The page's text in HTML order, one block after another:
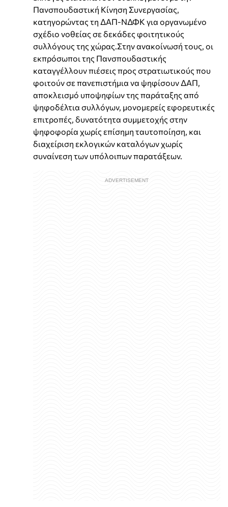
Πανσπουδαστική Κίνηση Συνεργασίας,
κατηγορώντας τη ΔΑΠ-ΝΔΦΚ για οργανωμένο
σχέδιο νοθείας σε δεκάδες φοιτητικούς
συλλόγους της χώρας.Στην ανακοίνωσή τους, οι
εκπρόσωποι της Πανσπουδαστικής
καταγγέλλουν πιέσεις προς στρατιωτικούς που
φοιτούν σε πανεπιστήμια να ψηφίσουν ΔΑΠ,
αποκλεισμό υποψηφίων της παράταξης από
ψηφοδέλτια συλλόγων, μονομερείς εφορευτικές
επιτροπές, δυνατότητα συμμετοχής στην
ψηφοφορία χωρίς επίσημη ταυτοποίηση, και
διαχείριση εκλογικών καταλόγων χωρίς
συναίνεση των υπόλοιπων παρατάξεων.